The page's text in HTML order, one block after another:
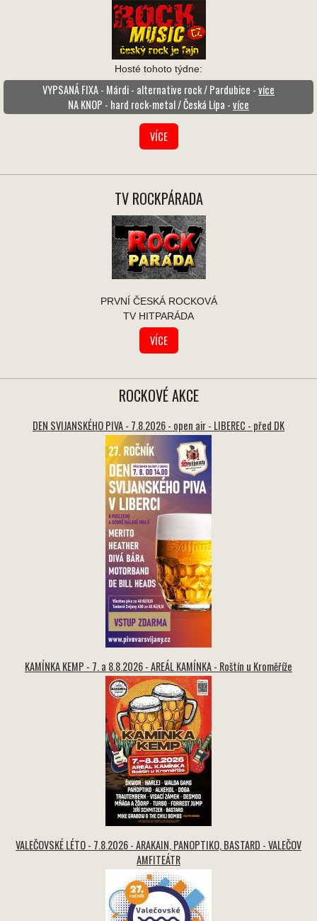
Hosté tohoto týdne:
VYPSANÁ FIXA - Márdi - alternative rock / Pardubice -více
NA KNOP - hard rock-metal / Česká Lípa -více
VÍCE
TV ROCKPÁRADA
PRVNÍ ČESKÁ ROCKOVÁ
TV HITPARÁDA
VÍCE
ROCKOVÉ AKCE
DEN SVIJANSKÉHO PIVA - 7.8.2026 - open air - LIBEREC - před DK
KAMÍNKA KEMP - 7. a 8.8.2026 - AREÁL KAMÍNKA - Roštín u Kroměříže
VALEČOVSKÉ LÉTO - 7.8.2026 - ARAKAIN, PANOPTIKO, BASTARD - VALEČOV
AMFITEÁTR